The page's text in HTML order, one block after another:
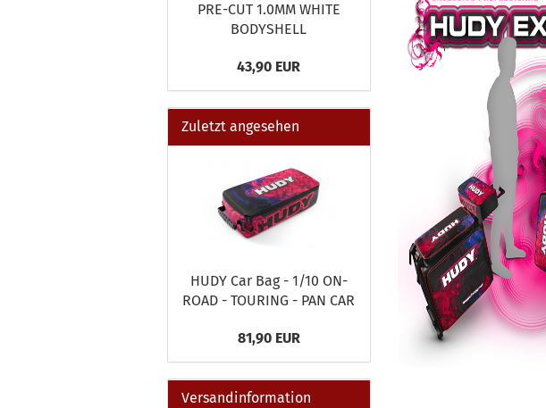
PRE-CUT 1.0MM WHITE
BODYSHELL
43,90 EUR
Zuletzt angesehen
HUDY Car Bag - 1/10 ON-
ROAD - TOURING - PAN CAR
81,90 EUR
Versandinformation